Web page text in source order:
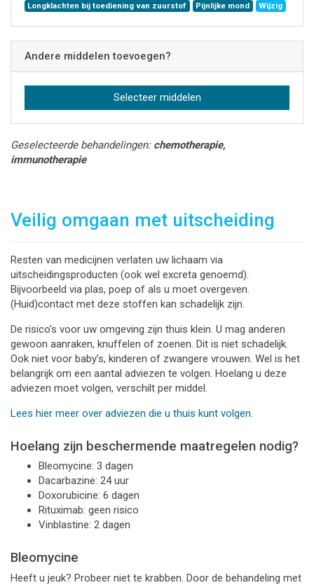
Geselecteerde behandelingen: chemotherapie,
immunotherapie
Veilig omgaan met uitscheiding
Resten van medicijnen verlaten uw lichaam via
uitscheidingsproducten (ook wel excreta genoemd).
Bijvoorbeeld via plas, poep of als u moet overgeven.
(Huid)contact met deze stoffen kan schadelijk zijn.
De risico's voor uw omgeving zijn thuis klein. U mag anderen
gewoon aanraken, knuffelen of zoenen. Dit is niet schadelijk.
Ook niet voor baby’s, kinderen of zwangere vrouwen. Wel is het
belangrijk om een aantal adviezen te volgen. Hoelang u deze
adviezen moet volgen, verschilt per middel.
Lees hier meer over adviezen die u thuis kunt volgen.
Hoelang zijn beschermende maatregelen nodig?
Bleomycine: 3 dagen
Dacarbazine: 24 uur
Doxorubicine: 6 dagen
Rituximab: geen risico
Vinblastine: 2 dagen
Bleomycine
Heeft u jeuk? Probeer niet te krabben. Door de behandeling met
Longklachten bij toediening van zuurstof
Pijnlijke mond Wijzig
Andere middelen toevoegen?
Selecteer middelen